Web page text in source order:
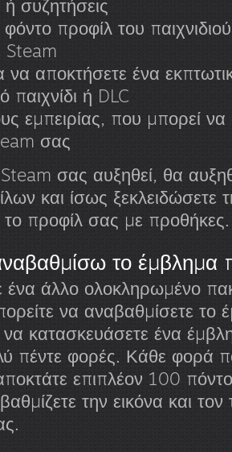
ή συζητήσεις
προφίλ του
Steam
να αποκτήσετε ένα
παιχνίδι ή DLC
εμπειρίας, που μπορεί
σας
σας αυξηθεί, θα
και ίσως ξεκλειδώσετε
προφίλ σας με προθήκες.
το έμβλημα
ένα άλλο ολοκληρωμένο
να αναβαθμίσετε το
κατασκευάσετε ένα
πέντε φορές. Κάθε φορά
επιπλέον 100
την εικόνα και τον